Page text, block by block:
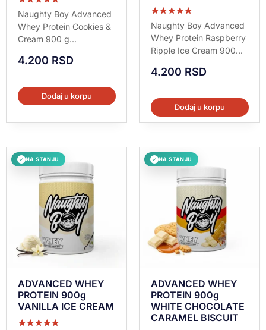
Ocenjeno sa
5.00
od 5
Naughty Boy Advanced
Whey Protein Cookies &
Cream 900 g...
4.200 RSD
Dodaj u korpu
Ocenjeno sa
5.00
od 5
Naughty Boy Advanced
Whey Protein Raspberry
Ripple Ice Cream 900...
4.200 RSD
Dodaj u korpu
✓ NA STANJU
ADVANCED WHEY
PROTEIN 900g
VANILLA ICE CREAM
✓ NA STANJU
ADVANCED WHEY
PROTEIN 900g
WHITE CHOCOLATE
CARAMEL BISCUIT